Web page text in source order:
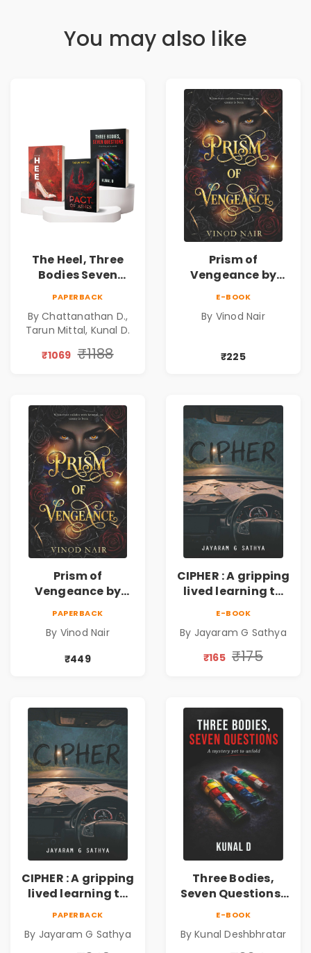
You may also like
The Heel, Three
Bodies Seven
Combo of 3:
Psychological
Thriller, Mystery,
PAPERBACK
By Chattanathan D.,
Tarun Mittal, Kunal D.
₹1069 ₹1188
Prism of
Vengeance by
Corporate Thriller
E-BOOK
By Vinod Nair
₹225
Prism of
Vengeance by
Corporate Thriller
PAPERBACK
By Vinod Nair
₹449
CIPHER : A gripping
lived learning to
inventing the
wheel | By
E-BOOK
By Jayaram G Sathya
₹165 ₹175
CIPHER : A gripping
lived learning to
inventing the
PAPERBACK
By Jayaram G Sathya
Three Bodies,
Seven Questions |
E-BOOK
By Kunal Deshbhratar